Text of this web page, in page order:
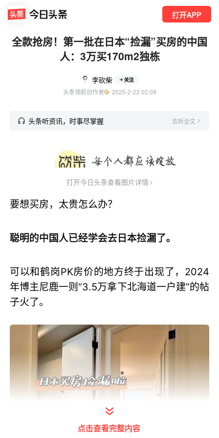
打开APP
全款抢房！第一批在日本“捡漏”买房的中国
人：3万买170m2独栋
李砍柴 关注
头条领航创作者
  2025-2-22 02:09
头条听资讯，时事尽掌握 去听全文
打开今日头条查看图片详情
要想买房，太贵怎么办？
聪明的中国人已经学会去日本捡漏了。
可以和鹤岗PK房价的地方终于出现了，2024
年博主尼鹿一则“3.5万拿下北海道一户建”的帖
子火了。
点击查看完整内容